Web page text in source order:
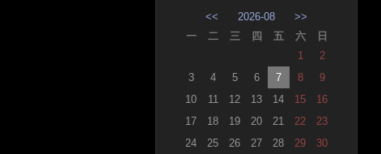
<< 2026-08
>>
一
二 三 四 五 六
日
1
2
3
4 5 6 7 8
9
10
11 12 13 14 15
16
17
18 19 20 21 22
23
24
25 26 27 28 29
30